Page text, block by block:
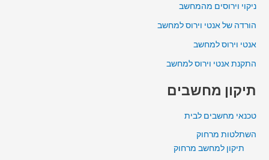
ניקוי וירוסים מהמחשב
הורדה של אנטי וירוס למחשב
אנטי וירוס למחשב
התקנת אנטי וירוס למחשב
תיקון מחשבים
טכנאי מחשבים לבית
השתלטות מרחוק
תיקון למחשב מרחוק